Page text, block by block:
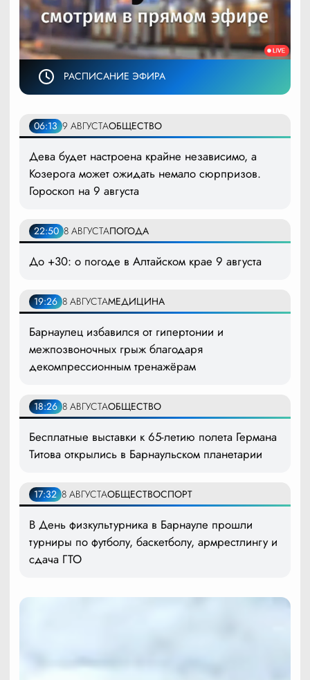
РАСПИСАНИЕ ЭФИРА
06:13 9 АВГУСТАОБЩЕСТВО
Дева будет настроена крайне независимо, а
Козерога может ожидать немало сюрпризов.
Гороскоп на 9 августа
22:50 8 АВГУСТАПОГОДА
До +30: о погоде в Алтайском крае 9 августа
19:26 8 АВГУСТАМЕДИЦИНА
Барнаулец избавился от гипертонии и
межпозвоночных грыж благодаря
декомпрессионным тренажёрам
18:26 8 АВГУСТАОБЩЕСТВО
Бесплатные выставки к 65-летию полета Германа
Титова открылись в Барнаульском планетарии
17:32 8 АВГУСТАОБЩЕСТВОСПОРТ
В День физкультурника в Барнауле прошли
турниры по футболу, баскетболу, армрестлингу и
сдача ГТО